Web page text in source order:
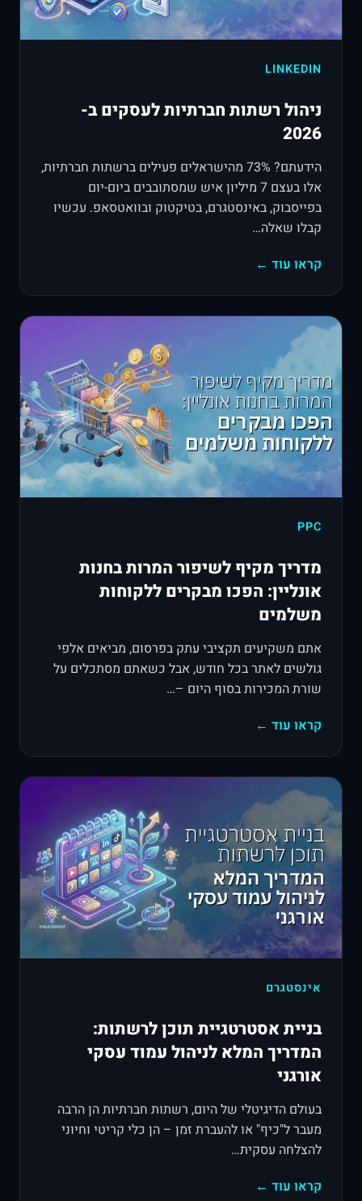
LINKEDIN
ניהול רשתות חברתיות לעסקים ב-
2026
הידעתם? 73% מהישראלים פעילים ברשתות חברתיות,
אלו בעצם 7 מיליון איש שמסתובבים ביום-יום
בפייסבוק, באינסטגרם, בטיקטוק ובוואטסאפ. עכשיו
קבלו שאלה…
קראו עוד ←
PPC
מדריך מקיף לשיפור המרות בחנות
אונליין: הפכו מבקרים ללקוחות
משלמים
אתם משקיעים תקציבי עתק בפרסום, מביאים אלפי
גולשים לאתר בכל חודש, אבל כשאתם מסתכלים על
שורת המכירות בסוף היום –…
קראו עוד ←
אינסטגרם
בניית אסטרטגיית תוכן לרשתות:
המדריך המלא לניהול עמוד עסקי
אורגני
בעולם הדיגיטלי של היום, רשתות חברתיות הן הרבה
מעבר ל"כיף" או להעברת זמן – הן כלי קריטי וחיוני
להצלחה עסקית…
קראו עוד ←